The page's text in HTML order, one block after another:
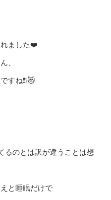
れました❤️
、
ね❗️❕😻
るのとは訳が違うことは想
と睡眠だけで